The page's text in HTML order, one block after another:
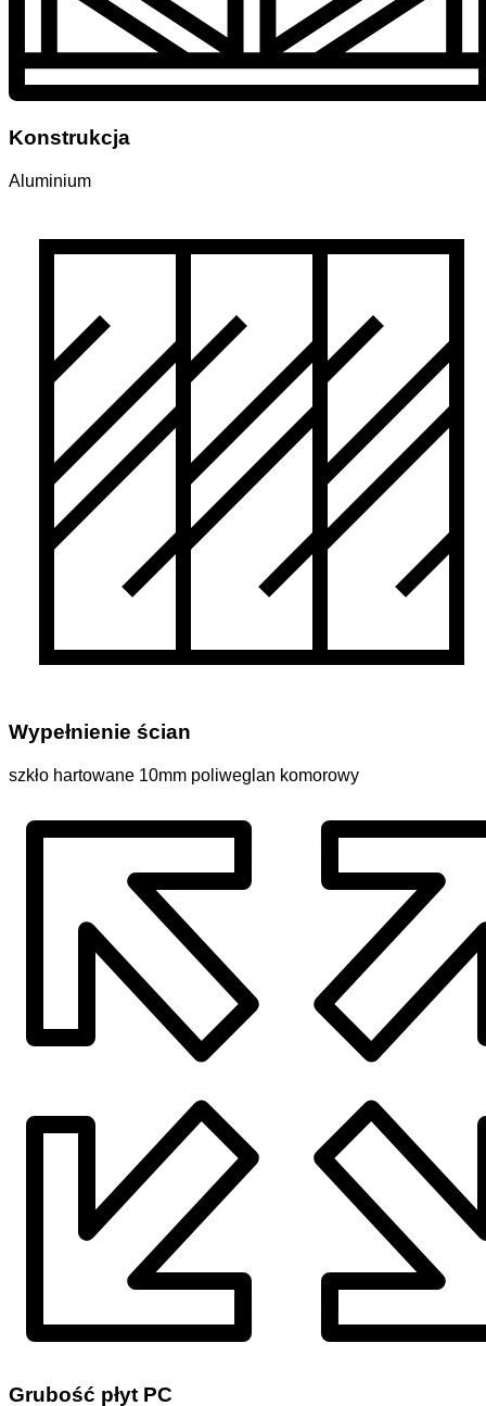
Konstrukcja
Aluminium
Wypełnienie ścian
szkło hartowane 10mm poliweglan komorowy
Grubość płyt PC